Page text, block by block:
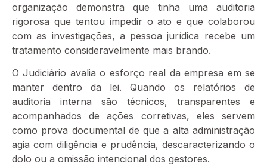
organização demonstra que tinha uma auditoria
rigorosa que tentou impedir o ato e que colaborou
com as investigações, a pessoa jurídica recebe um
tratamento consideravelmente mais brando.
O Judiciário avalia o esforço real da empresa em se
manter dentro da lei. Quando os relatórios de
auditoria interna são técnicos, transparentes e
acompanhados de ações corretivas, eles servem
como prova documental de que a alta administração
agia com diligência e prudência, descaracterizando o
dolo ou a omissão intencional dos gestores.